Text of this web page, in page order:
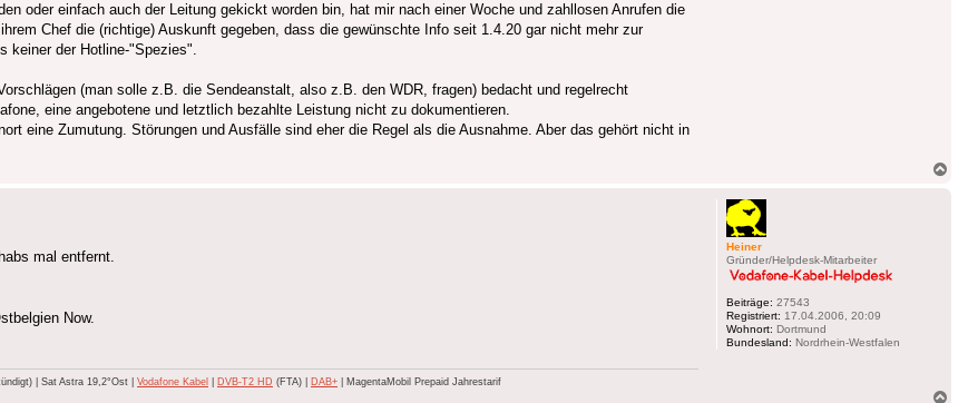
oder einfach auch der Leitung gekickt worden bin, hat mir nach einer Woche und zahllosen Anrufen die
Chef die (richtige) Auskunft gegeben, dass die gewünschte Info seit 1.4.20 gar nicht mehr zur
keiner der Hotline-"Spezies".
(man solle z.B. die Sendeanstalt, also z.B. den WDR, fragen) bedacht und regelrecht
eine angebotene und letztlich bezahlte Leistung nicht zu dokumentieren.
eine Zumutung. Störungen und Ausfälle sind eher die Regel als die Ausnahme. Aber das gehört nicht in
Heiner
Gründer/Helpdesk-Mitarbeiter
Beiträge: 27543
Registriert: 17.04.2006, 20:09
Wohnort: Dortmund
Bundesland: Nordrhein-Westfalen
mal entfernt.
Now.
| Sat Astra 19,2°Ost | Vodafone Kabel DVB-T2 HD (FTA) | DAB+ | MagentaMobil Prepaid Jahrestarif